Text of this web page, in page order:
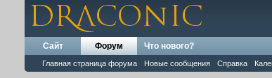
Сайт Форум
Главная страница форума Новые сообщения Справка
Что нового?